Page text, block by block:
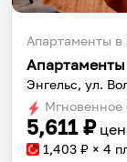
Апартаменты в
Апартаменты
Энгельс, ул.
Мгновенное
5,611₽
1,403 ₽ × 4